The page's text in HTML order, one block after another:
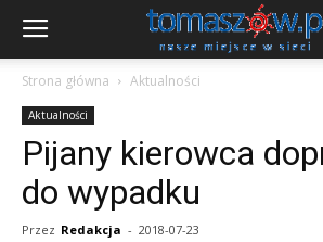
Strona główna Aktualności
Aktualności
Pijany kierowca
do wypadku
Przez Redakcja - 2018-07-23